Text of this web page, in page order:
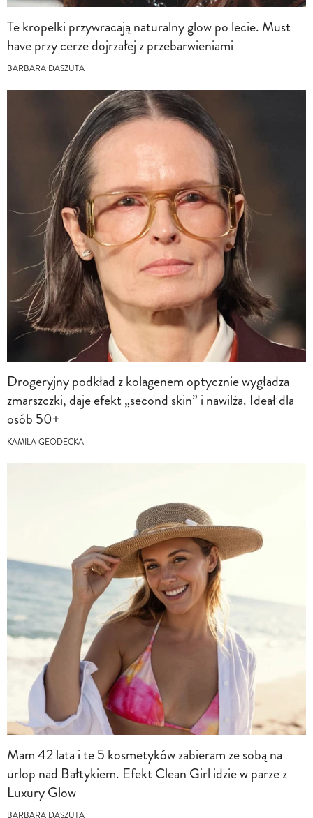
Te kropelki przywracają naturalny glow po lecie. Must
have przy cerze dojrzałej z przebarwieniami
BARBARA DASZUTA
Drogeryjny podkład z kolagenem optycznie wygładza
zmarszczki, daje efekt „second skin” i nawilża. Ideał dla
osób 50+
KAMILA GEODECKA
Mam 42 lata i te 5 kosmetyków zabieram ze sobą na
urlop nad Bałtykiem. Efekt Clean Girl idzie w parze z
Luxury Glow